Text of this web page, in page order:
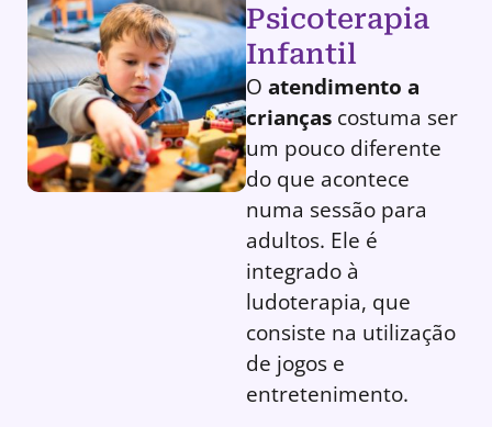
Psicoterapia
Infantil
O atendimento a
crianças costuma ser
um pouco diferente
do que acontece
numa sessão para
adultos. Ele é
integrado à
ludoterapia, que
consiste na utilização
de jogos e
entretenimento.